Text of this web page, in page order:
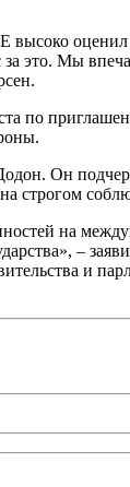
высоко
это. Мы
по
Он
на
–
и